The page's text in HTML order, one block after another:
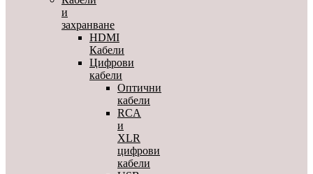
и
захранване
HDMI
Кабели
Цифрови
кабели
Оптични
кабели
RCA
и
XLR
цифрови
кабели